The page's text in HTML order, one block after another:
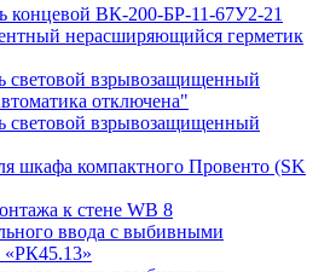
концевой ВК-200-БР-11-67У2-21
нерасширяющийся герметик
световой взрывозащищенный
отключена"
световой взрывозащищенный
шкафа компактного Провенто (SK
к стене WB 8
ввода с выбивными
«РК45.13»